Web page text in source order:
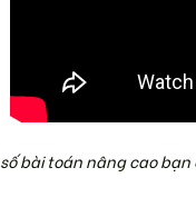
bài toán nâng cao